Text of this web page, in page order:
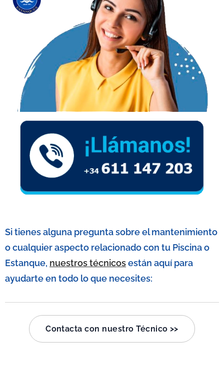
Si tienes alguna pregunta sobre el mantenimiento
o cualquier aspecto relacionado con tu Piscina o
Estanque, nuestros técnicosestán aquí para
ayudarte en todo lo que necesites:
Contacta con nuestro Técnico >>